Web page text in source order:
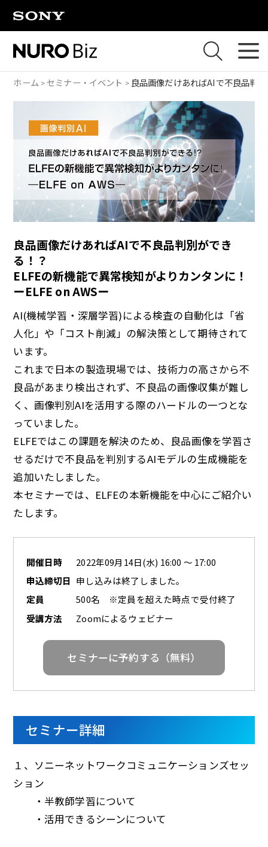
ホーム セミナー・イベント 良品画像だけあればAIで不良品判
良品画像だけあればAIで不良品判別ができ
る！？
ELFEの新機能で異常検知がよりカンタンに！
ーELFE on AWSー
AI(機械学習・深層学習)による検査の自動化は「省
人化」や「コスト削減」の解決策として期待されて
います。
これまで日本の製造現場では、技術力の高さから不
良品があまり検出されず、不良品の画像収集が難し
く、画像判別AIを活用する際のハードルの一つとな
っていました。
ELFEではこの課題を解決のため、良品画像を学習さ
せるだけで不良品を判別するAIモデルの生成機能を
追加いたしました。
本セミナーでは、ELFEの本新機能を中心にご紹介い
たします。
開催日時
2022年09月14日(水) 16:00 ～ 17:00
申込締切日 申し込みは終了しました。
定員
500名 ※定員を超えた時点で受付終了
受講方法
Zoomによるウェビナー
セミナーに予約する（無料）
セミナー詳細
１、ソニーネットワークコミュニケーションズセッ
ション
・半教師学習について
・活用できるシーンについて